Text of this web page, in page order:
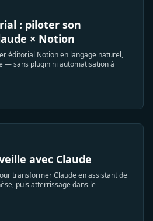
: piloter son
× Notion
éditorial Notion en langage naturel,
— sans plugin ni automatisation à
avec Claude
transformer Claude en assistant de
puis atterrissage dans le